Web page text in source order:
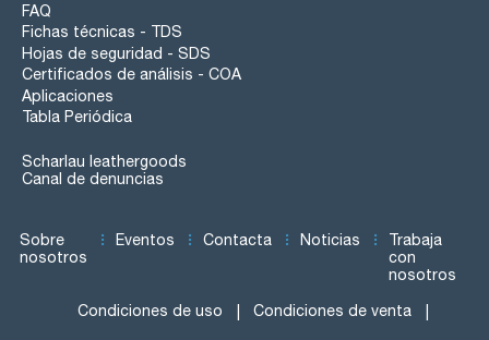
FAQ
Fichas técnicas - TDS
Hojas de seguridad - SDS
Certificados de análisis - COA
Aplicaciones
Tabla Periódica
Scharlau leathergoods
Canal de denuncias
Sobre
nosotros
Eventos Contacta Noticias
Trabaja
con
nosotros
Condiciones de uso Condiciones de venta